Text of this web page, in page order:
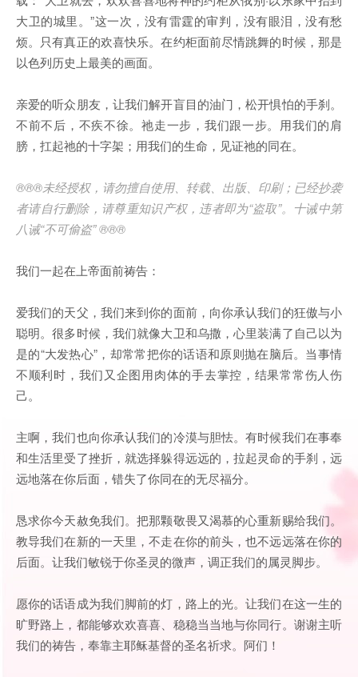
大卫的城里。”这一次，没有雷霆的审判，没有眼泪，没有愁
烦。只有真正的欢喜快乐。在约柜面前尽情跳舞的时候，那是
以色列历史上最美的画面。
亲爱的听众朋友，让我们解开盲目的油门，松开惧怕的手刹。
不前不后，不疾不徐。祂走一步，我们跟一步。用我们的肩
膀，扛起祂的十字架；用我们的生命，见证祂的同在。
®®®未经授权，请勿擅自使用、转载、出版、印刷；已经抄袭
者请自行删除，请尊重知识产权，违者即为“盗取”。十诫中第
八诫“不可偷盗” ®®®
我们一起在上帝面前祷告：
爱我们的天父，我们来到你的面前，向你承认我们的狂傲与小
聪明。很多时候，我们就像大卫和乌撒，心里装满了自己以为
是的“大发热心”，却常常把你的话语和原则抛在脑后。当事情
不顺利时，我们又企图用肉体的手去掌控，结果常常伤人伤
己。
主啊，我们也向你承认我们的冷漠与胆怯。有时候我们在事奉
和生活里受了挫折，就选择躲得远远的，拉起灵命的手刹，远
远地落在你后面，错失了你同在的无尽福分。
恳求你今天赦免我们。把那颗敬畏又渴慕的心重新赐给我们。
教导我们在新的一天里，不走在你的前头，也不远远落在你的
后面。让我们敏锐于你圣灵的微声，调正我们的属灵脚步。
愿你的话语成为我们脚前的灯，路上的光。让我们在这一生的
旷野路上，都能够欢欢喜喜、稳稳当当地与你同行。谢谢主听
我们的祷告，奉靠主耶稣基督的圣名祈求。阿们！